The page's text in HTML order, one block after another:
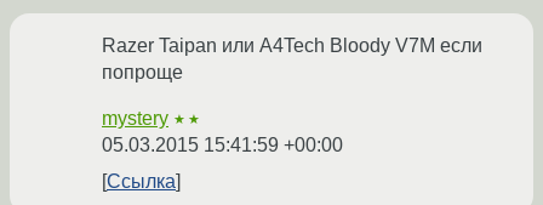
Razer Taipan или A4Tech Bloody V7M если
попроще
mystery ★★
05.03.2015 15:41:59 +00:00
Ссылка